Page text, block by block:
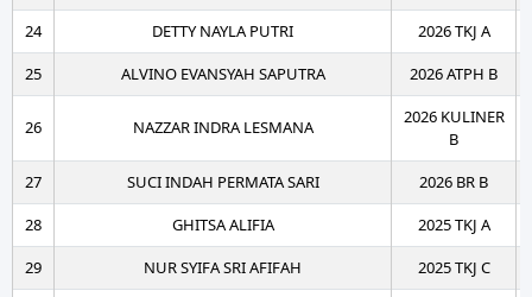
24
DETTY NAYLA PUTRI
2026 TKJ A
25
ALVINO EVANSYAH SAPUTRA 2026 ATPH B
26 NAZZAR INDRA LESMANA
2026 KULINER
B
27
SUCI INDAH PERMATA SARI
2026 BR B
28
GHITSA ALIFIA
2025 TKJ A
29
NUR SYIFA SRI AFIFAH
2025 TKJ C